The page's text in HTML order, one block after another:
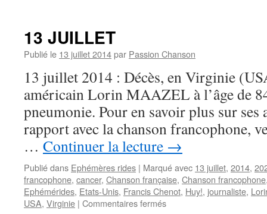
13 JUILLET
Publié le 13 juillet 2014par Passion Chanson
13 juillet 2014 : Décès, en Virginie
américain Lorin MAAZEL à l’âge de
pneumonie. Pour en savoir plus sur ses
rapport avec la chanson francophone,
… Continuer la lecture →
Publié dans Ephémères rides | Marqué avec 13 juillet, 2014,
francophone, cancer, Chanson française, Chanson francophone
Ephémérides, Etats-Unis, Francis Chenot, Huy!, journaliste,
USA, Virginie | Commentaires ferméssur